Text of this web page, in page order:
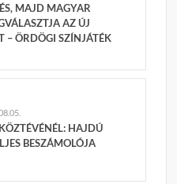
MAJD MAGYAR
AZ ÚJ
– ÖRDÖGI SZÍNJÁTÉK
HAJDÚ
BESZÁMOLÓJA